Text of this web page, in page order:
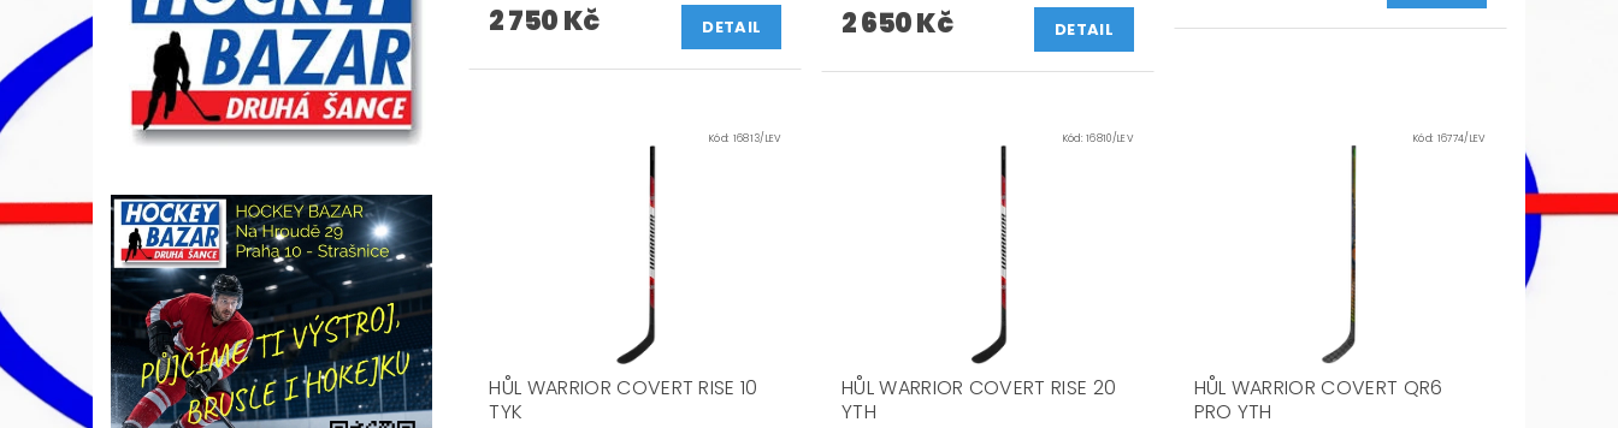
2 750 Kč DETAIL 2 650 Kč DETAIL
Kód: 16813/LEV
HŮL WARRIOR COVERT RISE 10
TYK
Kód:16810/LEV
HŮL WARRIOR COVERT RISE 20
YTH
Kód: 16774/LEV
HŮL WARRIOR COVERT QR6
PRO YTH